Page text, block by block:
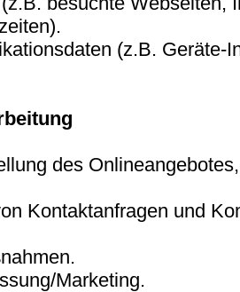
(z.B. Geräte-
des
Kontaktanfragen und
Marketing.